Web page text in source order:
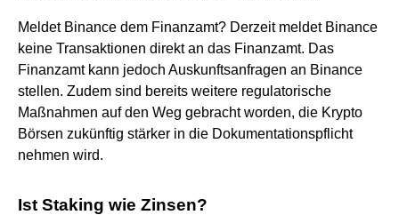
Meldet Binance dem Finanzamt? Derzeit meldet Binance
keine Transaktionen direkt an das Finanzamt. Das
Finanzamt kann jedoch Auskunftsanfragen an Binance
stellen. Zudem sind bereits weitere regulatorische
Maßnahmen auf den Weg gebracht worden, die Krypto
Börsen zukünftig stärker in die Dokumentationspflicht
nehmen wird.
Ist Staking wie Zinsen?